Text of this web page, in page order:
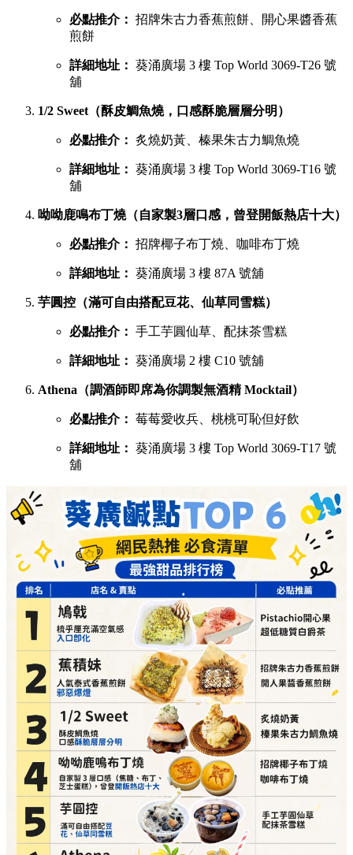
必點推介： 招牌朱古力香蕉煎餅、開心果醬香蕉
煎餅
詳細地址： 葵涌廣場 3 樓 Top World 3069-T26 號
舖
1/2 Sweet（酥皮鯛魚燒，口感酥脆層層分明）
必點推介： 炙燒奶黃、榛果朱古力鯛魚燒
詳細地址： 葵涌廣場 3 樓 Top World 3069-T16 號
舖
呦呦鹿鳴布丁燒（自家製3層口感，曾登開飯熱店十大）
必點推介： 招牌椰子布丁燒、咖啡布丁燒
詳細地址： 葵涌廣場 3 樓 87A 號舖
芋圓控（滿可自由搭配豆花、仙草同雪糕）
必點推介： 手工芋圓仙草、配抹茶雪糕
詳細地址： 葵涌廣場 2 樓 C10 號舖
Athena（調酒師即席為你調製無酒精 Mocktail）
必點推介： 莓莓愛收兵、桃桃可恥但好飲
詳細地址： 葵涌廣場 3 樓 Top World 3069-T17 號
舖